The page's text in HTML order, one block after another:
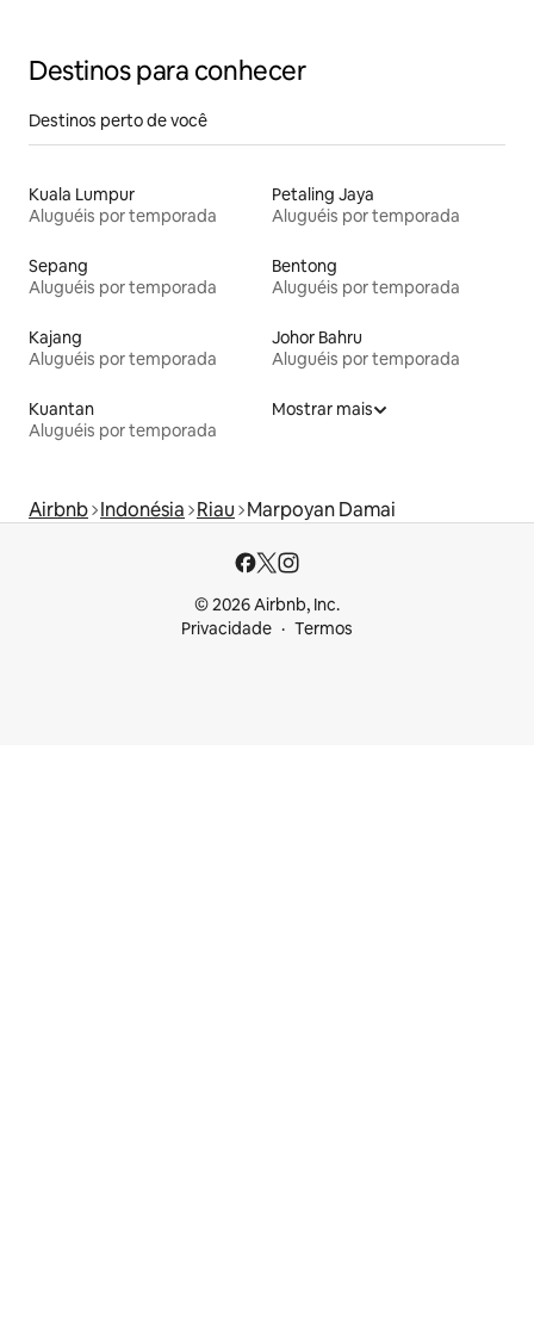
Destinos para conhecer
Destinos perto de você
Kuala Lumpur
Aluguéis por temporada
Petaling Jaya
Aluguéis por temporada
Sepang
Aluguéis por temporada
Bentong
Aluguéis por temporada
Kajang
Aluguéis por temporada
Johor Bahru
Aluguéis por temporada
Kuantan
Aluguéis por temporada
Mostrar mais
Airbnb Indonésia Riau Marpoyan Damai
© 2026 Airbnb, Inc.
Privacidade
Termos